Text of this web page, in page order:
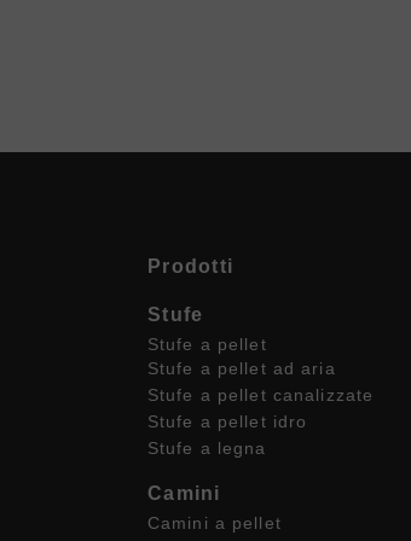
Prodotti
Stufe
Stufe a pellet
Stufe a pellet ad aria
Stufe a pellet canalizzate
Stufe a pellet idro
Stufe a legna
Camini
Camini a pellet